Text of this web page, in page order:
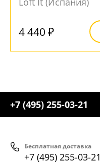
4 440 ₽
+7 (495) 255-03-21
Бесплатная доставка
+7 (495) 255-03-21